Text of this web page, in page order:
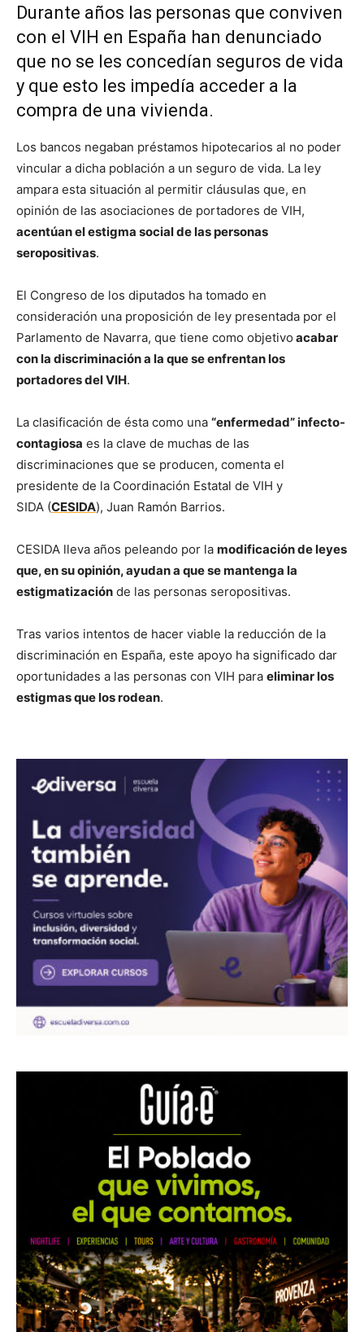
Durante años las personas que conviven
con el VIH en España han denunciado
que no se les concedían seguros de vida
y que esto les impedía acceder a la
compra de una vivienda.
Los bancos negaban préstamos hipotecarios al no poder
vincular a dicha población a un seguro de vida. La ley
ampara esta situación al permitir cláusulas que, en
opinión de las asociaciones de portadores de VIH,
acentúan el estigma social de las personas
seropositivas.
El Congreso de los diputados ha tomado en
consideración una proposición de ley presentada por el
Parlamento de Navarra, que tiene como objetivo acabar
con la discriminación a la que se enfrentan los
portadores del VIH.
La clasificación de ésta como una “enfermedad” infecto-
contagiosa es la clave de muchas de las
discriminaciones que se producen, comenta el
presidente de la Coordinación Estatal de VIH y
SIDA (CESIDA), Juan Ramón Barrios.
CESIDA lleva años peleando por la modificación de leyes
que, en su opinión, ayudan a que se mantenga la
estigmatización de las personas seropositivas.
Tras varios intentos de hacer viable la reducción de la
discriminación en España, este apoyo ha significado dar
oportunidades a las personas con VIH para eliminar los
estigmas que los rodean.